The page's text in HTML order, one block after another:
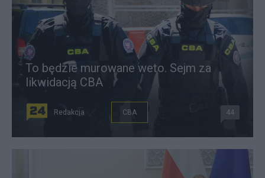
To będzie murowane weto. Sejm za
likwidacją CBA
Redakcja CBA 44